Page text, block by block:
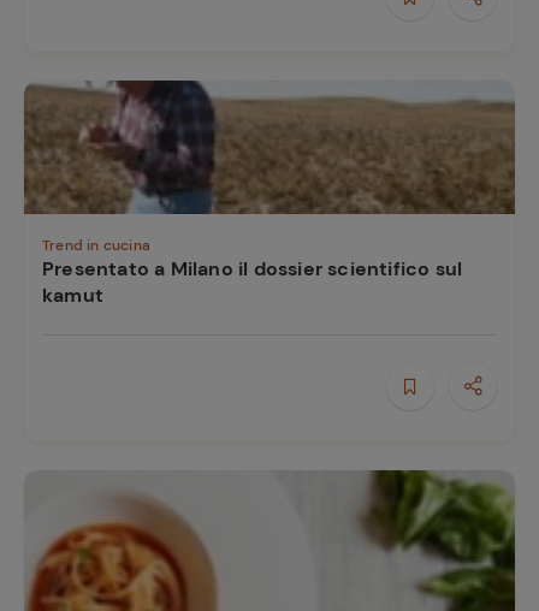
Trend in cucina
Presentato a Milano il dossier scientifico sul
kamut